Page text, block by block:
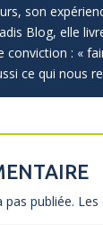
son
Blog, elle
conviction : «
ce qui nous
pas publiée.